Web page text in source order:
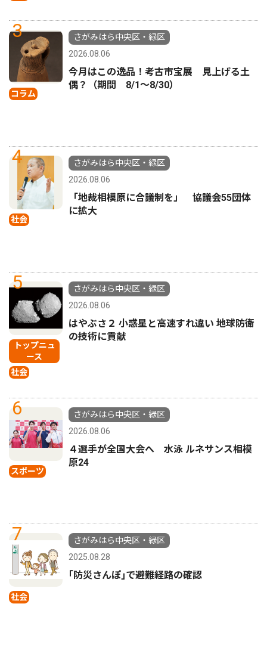
3
コラム
さがみはら中央区・緑区
2026.08.06
今月はこの逸品！考古市宝展 見上げる土
偶？（期間 8/1〜8/30）
4
社会
さがみはら中央区・緑区
2026.08.06
「地裁相模原に合議制を」 協議会55団体
に拡大
5
トップニュ
ース
社会
さがみはら中央区・緑区
2026.08.06
はやぶさ２ 小惑星と高速すれ違い 地球防衛
の技術に貢献
6
スポーツ
さがみはら中央区・緑区
2026.08.06
４選手が全国大会へ 水泳 ルネサンス相模
原24
7
社会
さがみはら中央区・緑区
2025.08.28
｢防災さんぽ｣で避難経路の確認